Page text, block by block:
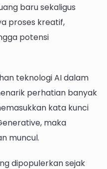
baru sekaligus
proses kreatif,
potensi
teknologi AI dalam
perhatian banyak
kata kunci
maka
muncul.
dipopulerkan sejak